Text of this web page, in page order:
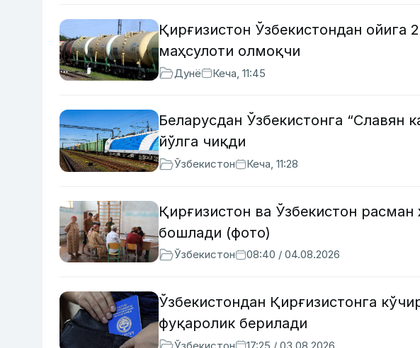
Қирғизистон Ўзбекистондан ойига
маҳсулоти олмоқчи
Дунё Кеча, 11:45
Беларусдан Ўзбекистонга “Славян
йўлга чиқди
Ўзбекистон Кеча, 11:28
Қирғизистон ва Ўзбекистон
бошлади (фото)
Ўзбекистон 08:40 / 04.08.2026
Ўзбекистондан Қирғизистонга
фуқаролик берилади